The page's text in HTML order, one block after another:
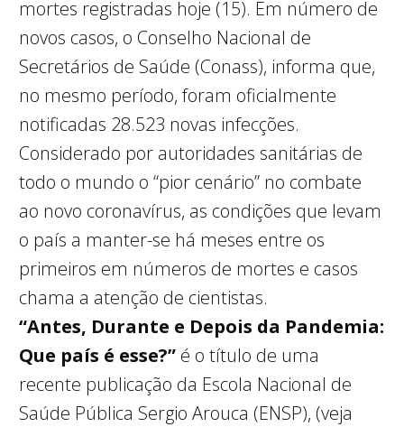
mortes registradas hoje (15). Em número de
novos casos, o Conselho Nacional de
Secretários de Saúde (Conass), informa que,
no mesmo período, foram oficialmente
notificadas 28.523 novas infecções.
Considerado por autoridades sanitárias de
todo o mundo o “pior cenário” no combate
ao novo coronavírus, as condições que levam
o país a manter-se há meses entre os
primeiros em números de mortes e casos
chama a atenção de cientistas.
“Antes, Durante e Depois da Pandemia:
Que país é esse?” é o título de uma
recente publicação da Escola Nacional de
Saúde Pública Sergio Arouca (ENSP), (veja